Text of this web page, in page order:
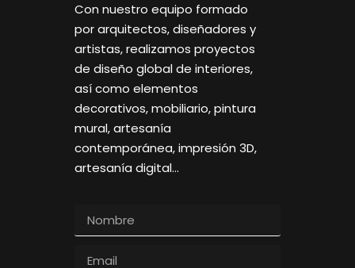
Con nuestro equipo formado
por arquitectos, diseñadores y
artistas, realizamos proyectos
de diseño global de interiores,
así como elementos
decorativos, mobiliario, pintura
mural, artesanía
contemporánea, impresión 3D,
artesanía digital…